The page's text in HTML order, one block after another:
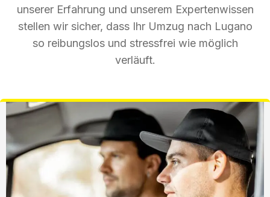
unserer Erfahrung und unserem Expertenwissen
stellen wir sicher, dass Ihr Umzug nach Lugano
so reibungslos und stressfrei wie möglich
verläuft.